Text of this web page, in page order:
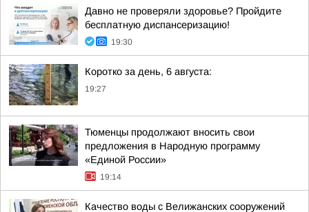
Давно не проверяли здоровье? Пройдите
бесплатную диспансеризацию!
19:30
Коротко за день, 6 августа:
19:27
Тюменцы продолжают вносить свои
предложения в Народную программу
«Единой России»
19:14
Качество воды с Велижанских сооружений